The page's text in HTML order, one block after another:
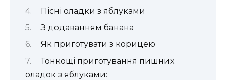
Пісні оладки з яблуками
З додаванням банана
Як приготувати з корицею
Тонкощі приготування пишних
оладок з яблуками: